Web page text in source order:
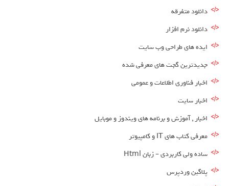
دانلود متفرقه
دانلود نرم افزار
ایده های طراحی وب سایت
جدیدترین گجت های معرفی شده
اخبار فناوری اطلاعات و عمومی
اخبار سایت
اخبار , آموزش و برنامه های ویندوز و موبایل
معرفی کتاب های IT و کامپیوتر
ساده ولی کاربردی – زبان Html
پلاگین وردپرس